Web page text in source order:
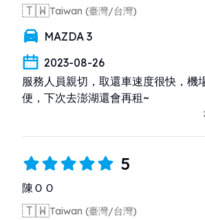
🇹🇼Taiwan (臺灣/台灣)
MAZDA 3
2023-08-26
服務人員親切，取還車速度很快，機
便，下次去澎湖還會再租~
5
陳ＯＯ
🇹🇼Taiwan (臺灣/台灣)